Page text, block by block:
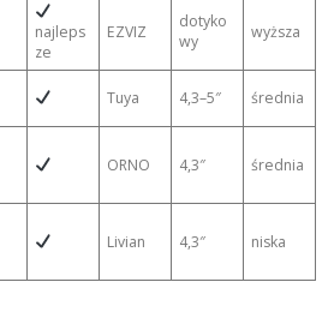
najleps
ze
EZVIZ
dotyko
wy
wyższa
Tuya 4,3–5″ średnia
ORNO 4,3″ średnia
Livian 4,3″ niska